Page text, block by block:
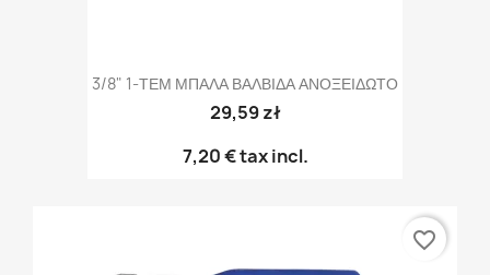
3/8" 1-ΤΕΜ ΜΠΑΛΑ ΒΑΛΒΙΔΑ ΑΝΟΞΕΙΔΩΤΟ
29,59 zł
7,20 €tax incl.
favorite_border